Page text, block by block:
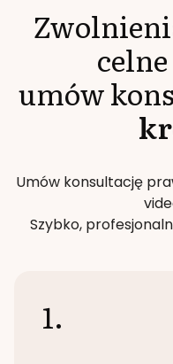
celne
umów
Umów konsultację
Szybko,
1.